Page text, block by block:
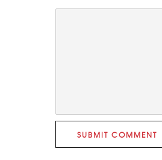
SUBMIT COMMENT